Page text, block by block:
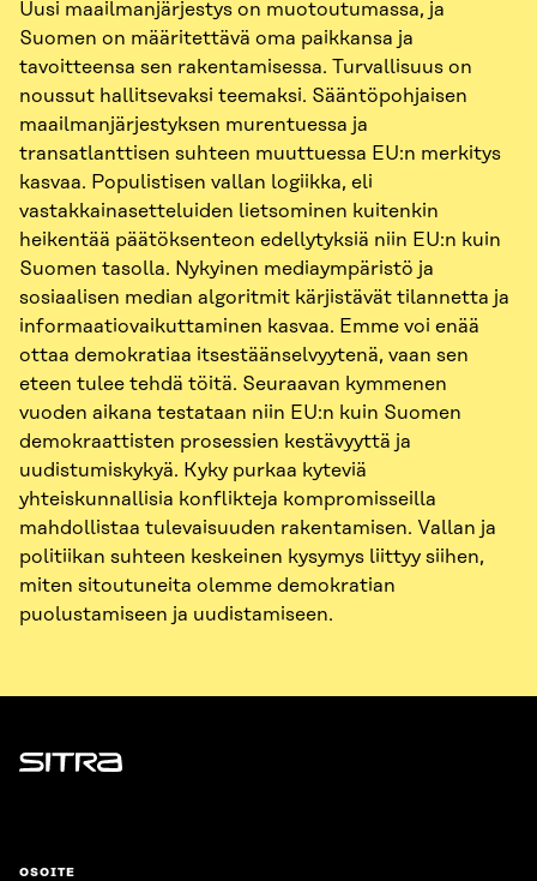
Uusi maailmanjärjestys on muotoutumassa, ja
Suomen on määritettävä oma paikkansa ja
tavoitteensa sen rakentamisessa. Turvallisuus on
noussut hallitsevaksi teemaksi. Sääntöpohjaisen
maailmanjärjestyksen murentuessa ja
transatlanttisen suhteen muuttuessa EU:n merkitys
kasvaa. Populistisen vallan logiikka, eli
vastakkainasetteluiden lietsominen kuitenkin
heikentää päätöksenteon edellytyksiä niin EU:n kuin
Suomen tasolla. Nykyinen mediaympäristö ja
sosiaalisen median algoritmit kärjistävät tilannetta ja
informaatiovaikuttaminen kasvaa. Emme voi enää
ottaa demokratiaa itsestäänselvyytenä, vaan sen
eteen tulee tehdä töitä. Seuraavan kymmenen
vuoden aikana testataan niin EU:n kuin Suomen
demokraattisten prosessien kestävyyttä ja
uudistumiskykyä. Kyky purkaa kyteviä
yhteiskunnallisia konflikteja kompromisseilla
mahdollistaa tulevaisuuden rakentamisen. Vallan ja
politiikan suhteen keskeinen kysymys liittyy siihen,
miten sitoutuneita olemme demokratian
puolustamiseen ja uudistamiseen.
Sitra
OSOITE